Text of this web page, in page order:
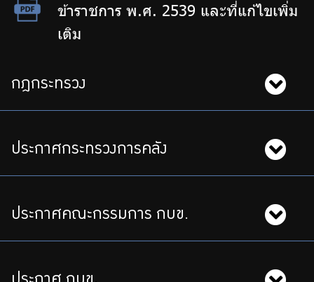
ติดต่อเรา
ข้าราชการ พ.ศ. 2539 และที่แก้ไขเพิ่ม
เติม
กฎกระทรวง
ประกาศกระทรวงการคลัง
ประกาศคณะกรรมการ กบข.